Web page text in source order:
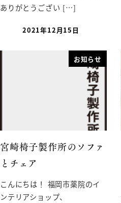
ありがとうござい […]
2021年12月15日
お知らせ
宮崎椅子製作所のソファ
とチェア
こんにちは！ 福岡市薬院のイ
ンテリアショップ、